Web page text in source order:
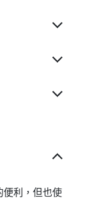
便利，但也使